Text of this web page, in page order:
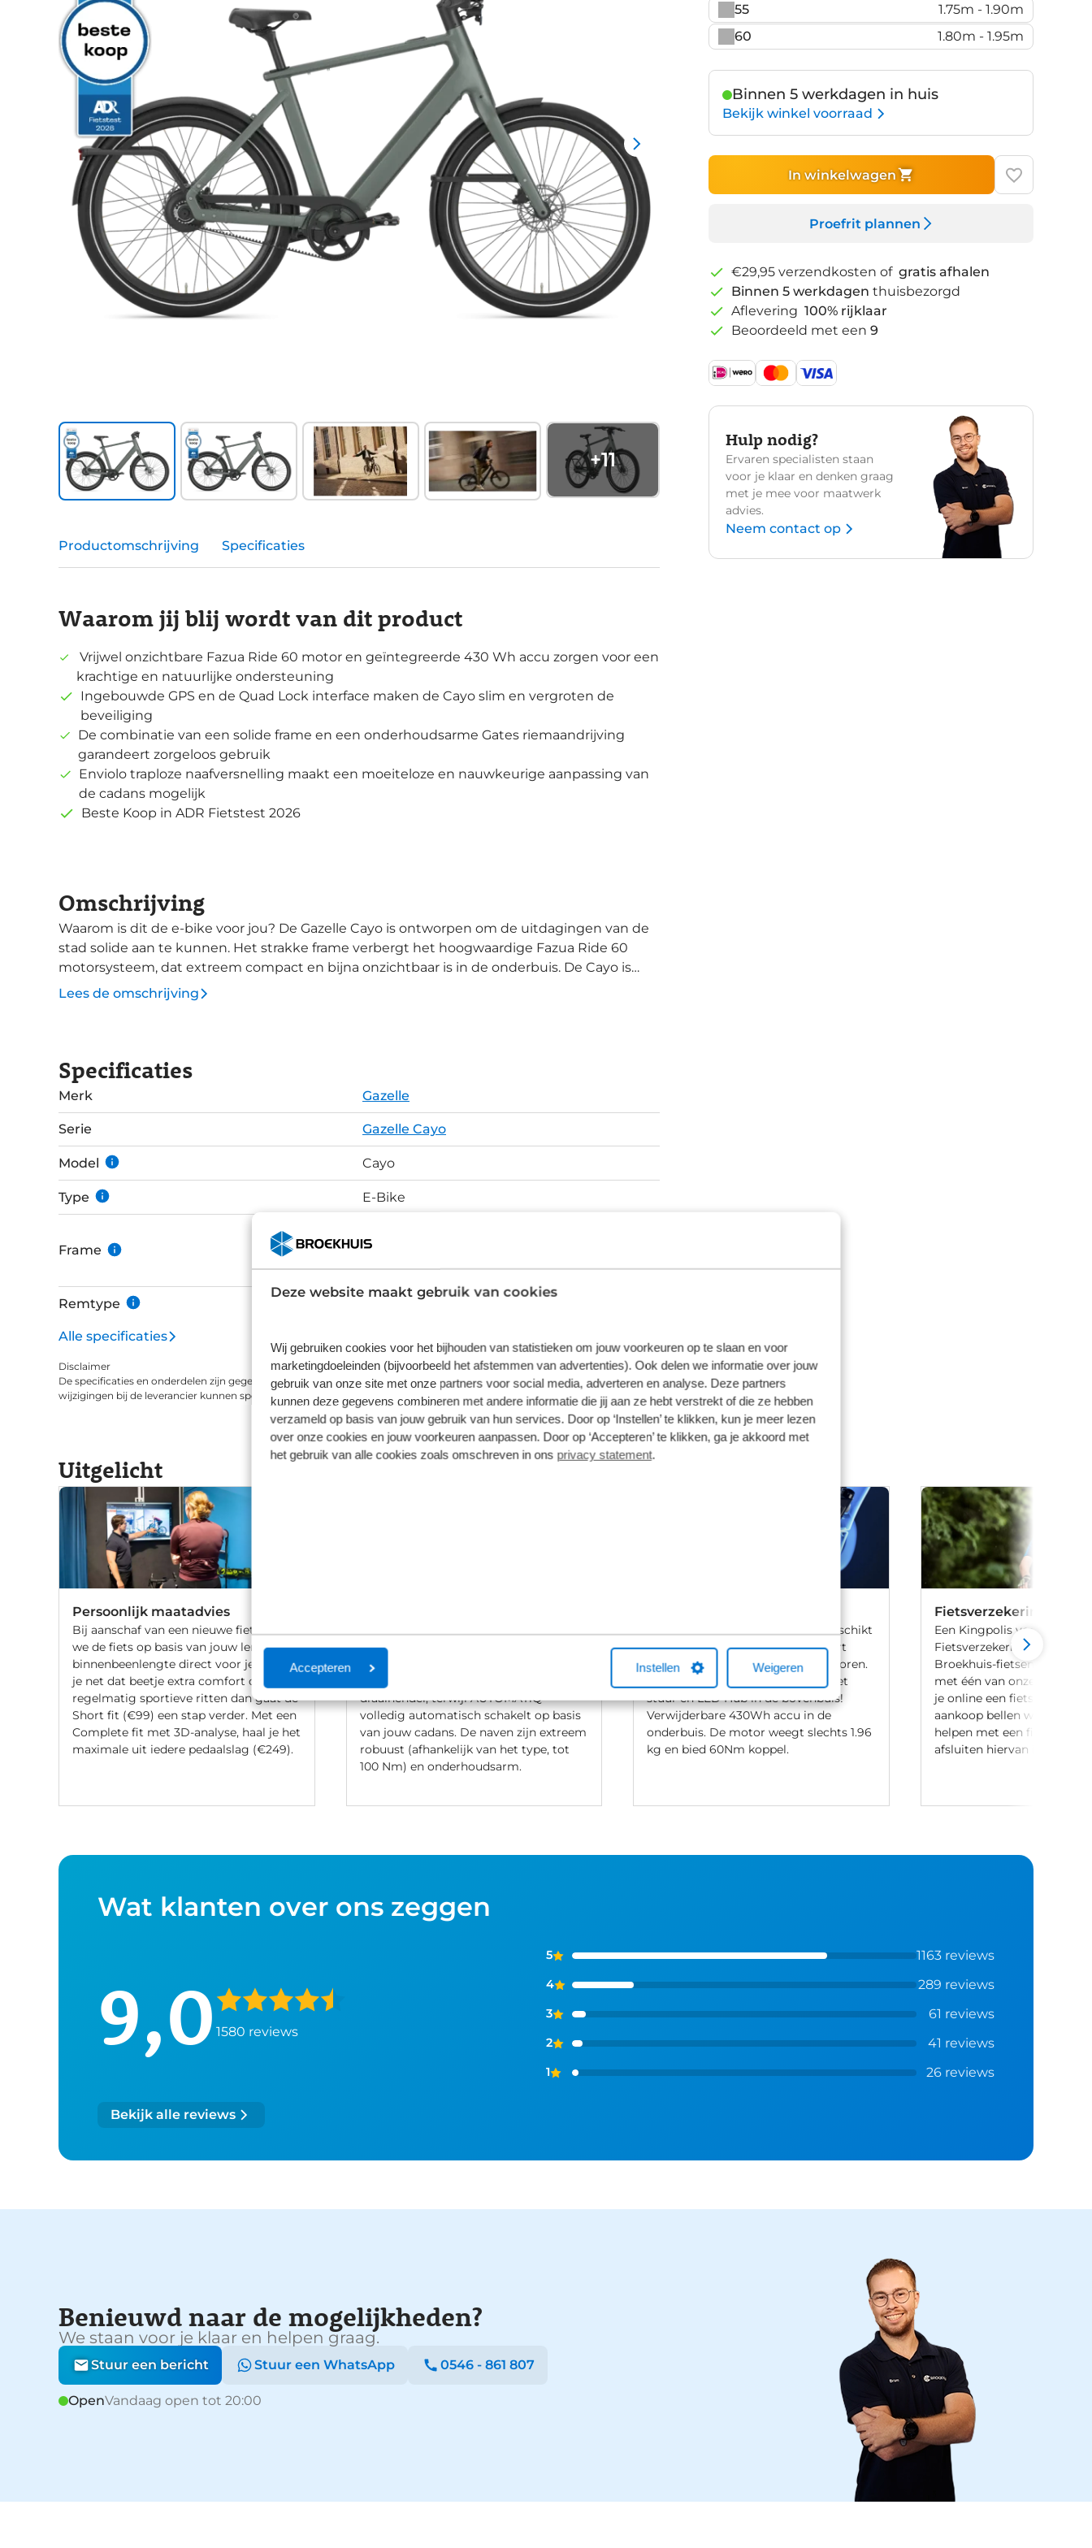
Deze website maakt gebruik van cookies
Wij gebruiken cookies voor het bijhouden van statistieken om jouw voorkeuren op te slaan en voor
marketingdoeleinden (bijvoorbeeld het afstemmen van advertenties). Ook delen we informatie over jouw
gebruik van onze site met onze partners voor social media, adverteren en analyse. Deze partners
kunnen deze gegevens combineren met andere informatie die jij aan ze hebt verstrekt of die ze hebben
verzameld op basis van jouw gebruik van hun services. Door op ‘Instellen’ te klikken, kun je meer lezen
over onze cookies en jouw voorkeuren aanpassen. Door op ‘Accepteren’ te klikken, ga je akkoord met
het gebruik van alle cookies zoals omschreven in ons privacy statement.
Accepteren Instellen Weigeren
+11
55
1.75m - 1.90m
60
1.80m - 1.95m
Binnen 5 werkdagen in huis
Bekijk winkel voorraad
In winkelwagen
Proefrit plannen
€29,95 verzendkosten of gratis afhalen
Binnen 5 werkdagen thuisbezorgd
Aflevering 100% rijklaar
Beoordeeld met een 9
Hulp nodig?
Ervaren specialisten staan
voor je klaar en denken graag
met je mee voor maatwerk
advies.
Neem contact op
Productomschrijving
Specificaties
Waarom jij blij wordt van dit product
Vrijwel onzichtbare Fazua Ride 60 motor en geïntegreerde 430 Wh accu zorgen voor een
krachtige en natuurlijke ondersteuning
Ingebouwde GPS en de Quad Lock interface maken de Cayo slim en vergroten de
beveiliging
De combinatie van een solide frame en een onderhoudsarme Gates riemaandrijving
garandeert zorgeloos gebruik
Enviolo traploze naafversnelling maakt een moeiteloze en nauwkeurige aanpassing van
de cadans mogelijk
Beste Koop in ADR Fietstest 2026
Omschrijving
Waarom is dit de e-bike voor jou? De Gazelle Cayo is ontworpen om de uitdagingen van de
stad solide aan te kunnen. Het strakke frame verbergt het hoogwaardige Fazua Ride 60
motorsysteem, dat extreem compact en bijna onzichtbaar is in de onderbuis. De Cayo is
bovendien een smart bike: je smartphone fungeert als je display via de Gazelle app en de
fiets heeft een ingebouwde GPS-module om de locatie te bepalen. Het Fazua
actieradius tot 80 km in de Breeze-modus. De Cayo C310 is de ultieme uitvoering, gericht op
naadloos schakelgemak. Deze fiets is uitgerust met de Enviolo traploze versnellingsnaaf,
waarmee je de overbrenging in een simpele handomdraai aanpast, zelfs tijdens het
trappen.&nbsp; De Cayo C310 is verder uitgerust met een onderhoudsarme Gates
riemaandrijving en een clean cockpit, die wordt gecomplementeerd door de Quad Lock
interface. Hier klik je je telefoon eenvoudig op vast, waarna deze wordt opgeladen. De
ingebouwde GPS, die via een data-abonnement van Gazelle te activeren is, zorgt voor
diefstalbeveiliging. Optioneel kun je de fiets uitbreiden met een bijpassende achter- of
voordrager om lading of een kind mee te nemen.
Lees de omschrijving
Specificaties
Merk Gazelle
Serie Gazelle Cayo
Model Cayo
Type E-Bike
Frame
harmonieus geintegreerd in het frame.
Hoogwaardig afgewerkt
Remtype Schijfremmen
Alle specificaties
Disclaimer
De specificaties en onderdelen zijn gegeven op basis van aanlevering van de leverancier. Op basis van beschikbaarheid of
wijzigingen bij de leverancier kunnen specificaties afwijken.
Uitgelicht
Persoonlijk maatadvies
Bij aanschaf van een nieuwe fiets stellen
we de fiets op basis van jouw lengte en
binnenbeenlengte direct voor je af. Wil
je net dat beetje extra comfort of fiets je
regelmatig sportieve ritten dan gaat de
Short fit (€99) een stap verder. Met een
Complete fit met 3D-analyse, haal je het
maximale uit iedere pedaalslag (€249).
rijervaring zonder vaste versnellingen:
zie het als een volumeknop voor je fiets.
draaihendel, terwijl AUTOMATiQ
volledig automatisch schakelt op basis
van jouw cadans. De naven zijn extreem
robuust (afhankelijk van het type, tot
100 Nm) en onderhoudsarm.
De Fazua Ride 60 is met name geschikt
voor lichte e-bikes. Het combineert
motor, aandrijving, trapas en sensoren.
Bediening met Ring Control op het
stuur en LED Hub in de bovenbuis!
Verwijderbare 430Wh accu in de
onderbuis. De motor weegt slechts 1.96
kg en bied 60Nm koppel.
Fietsverzekering
Een Kingpolis voor
Fietsverzekering sluit je af
Broekhuis-fietsenwinkels
met één van onze
je online een fiets bij
aankoop bellen we je altijd
helpen met een
afsluiten hiervan is niet
Wat klanten over ons zeggen
9,0 1580 reviews
5 1163 reviews
4 289 reviews
3 61 reviews
2 41 reviews
1 26 reviews
Bekijk alle reviews
Benieuwd naar de mogelijkheden?
We staan voor je klaar en helpen graag.
Stuur een bericht Stuur een WhatsApp 0546 - 861 807
OpenVandaag open tot 20:00